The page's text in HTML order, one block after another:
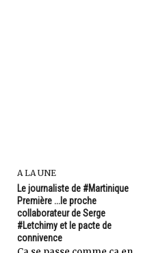
A LA UNE
Le journaliste de #Martinique
Première ...le proche
collaborateur de Serge
#Letchimy et le pacte de
connivence